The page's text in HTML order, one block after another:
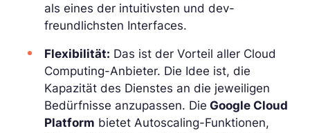
als eines der intuitivsten und dev-
freundlichsten Interfaces.
Flexibilität: Das ist der Vorteil aller Cloud
Computing-Anbieter. Die Idee ist, die
Kapazität des Dienstes an die jeweiligen
Bedürfnisse anzupassen. Die Google Cloud
Platform bietet Autoscaling-Funktionen,